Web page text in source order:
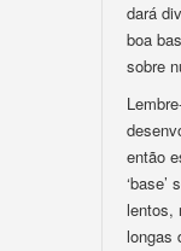
dará
boa
sobre
então
lentos,
longas